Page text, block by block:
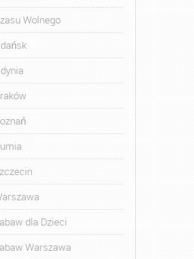
,Kurs Animatora Katowice
Wolnego
dla Dzieci
Warszawa